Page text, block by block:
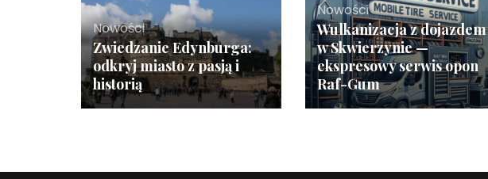
Nowości
Zwiedzanie Edynburga:
odkryj miasto z pasją i
historią
Nowości
Wulkanizacja z dojazdem
w Skwierzynie —
ekspresowy serwis opon
Raf-Gum